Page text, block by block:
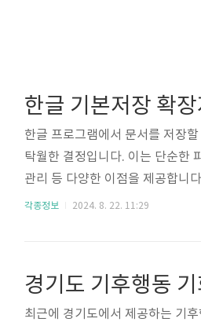
한글 기본저장 확
한글 프로그램에서 문서를 저장
탁월한 결정입니다. 이는 단순한
관리 등 다양한 이점을 제공합니
정하는 방법을 안내하겠습니다.
져다줄 것입니다. .hwpx 형..
각종정보 2024. 8. 22. 11:29
최근에 경기도에서 제공하는 기